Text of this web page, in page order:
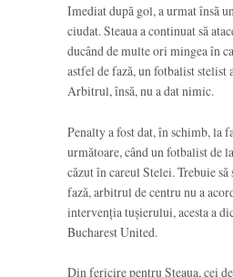
Imediat după gol, a urmat însă
ciudat. Steaua a continuat să
ducând de multe ori mingea în
astfel de fază, un fotbalist stelist
Arbitrul, însă, nu a dat nimic.
Penalty a fost dat, în schimb, la
următoare, când un fotbalist de
căzut în careul Stelei. Trebuie
fază, arbitrul de centru nu a
intervenția tușierului, acesta a
Bucharest United.
Din fericire pentru Steaua, cei